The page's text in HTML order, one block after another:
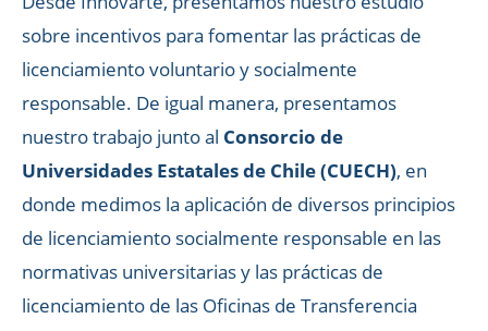
sobre incentivos para fomentar las prácticas de
licenciamiento voluntario y socialmente
responsable. De igual manera, presentamos
nuestro trabajo junto al Consorcio de
Universidades Estatales de Chile (CUECH), en
donde medimos la aplicación de diversos principios
de licenciamiento socialmente responsable en las
normativas universitarias y las prácticas de
licenciamiento de las Oficinas de Transferencia